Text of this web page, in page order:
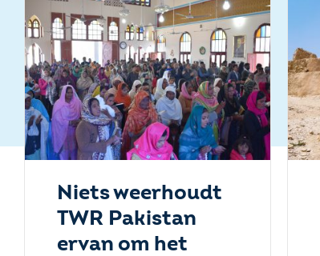
Niets weerhoudt
TWR Pakistan
ervan om het